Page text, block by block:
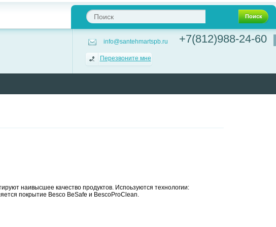
Поиск
info@santehmartspb.ru
Перезвоните мне
+7(812)988-24-60
наивысшее качество продуктов. Испоьзуются технологии:
покрытие Besco BeSafe и BescoProClean.